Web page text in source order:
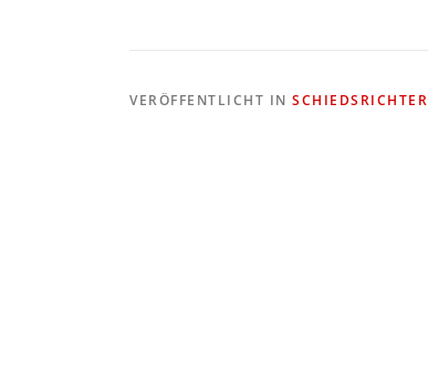
VERÖFFENTLICHT IN SCHIEDSRICHTER